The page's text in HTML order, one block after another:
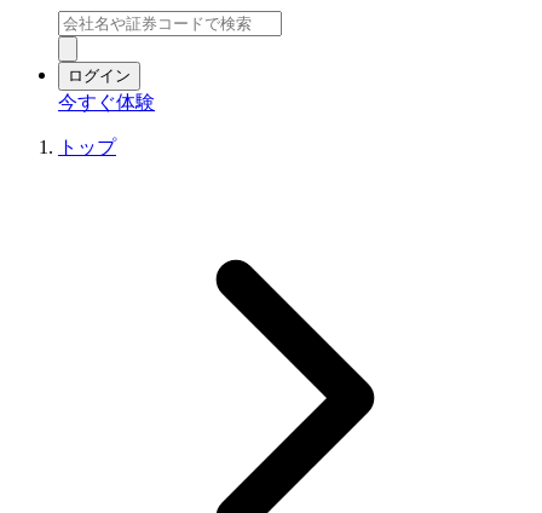
ログイン
今すぐ体験
トップ